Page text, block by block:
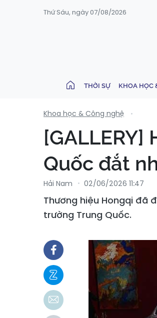
Thứ Sáu, ngày 07/08/2026
THỜI SỰ KHOA HỌC
Khoa học & Công nghệ
Quốc đắt
Hải Nam 02/06/2026 11:47
Thương hiệu Hongqi đã
trường Trung Quốc.